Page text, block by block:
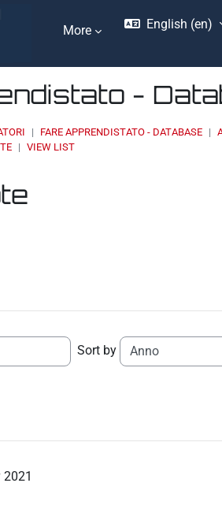
More English ‎(en)‎
-
FARE APPRENDISTATO - DATABASE
VIEW LIST
Sort by